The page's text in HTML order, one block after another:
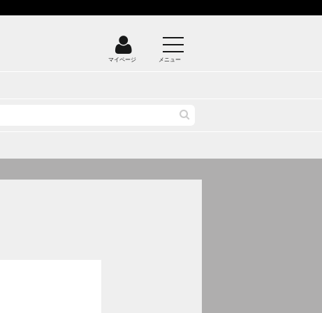
マイページ メニュー